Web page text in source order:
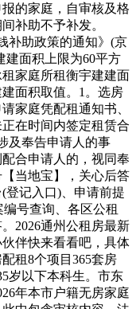
的家庭，自审核及格
补助不予补发。
补助政策的通知》(京
建面积上限为60平方
家庭所租衡宇建建面
面积取值。1。选房
家庭凭配租通知书、
在时间内签定租赁合
及奉告申请人的事
合申请人的，视同奉
当地宝】，关心后答
登记入口)、申请前提
号查询、各区公租
2026通州公租房最新
伴快来看看吧，具体
租8个项目365套房
岁以下本科生。市东
年本市户籍无房家庭